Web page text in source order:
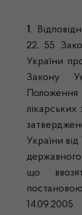
1.
22, 55
України
Закону
України
державного
що